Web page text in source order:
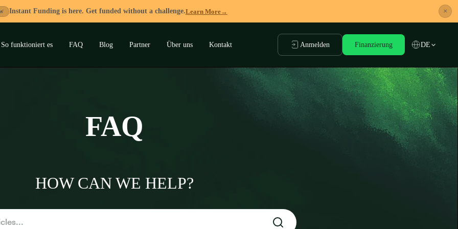
Instant Funding is here. Get funded without a challenge.Learn More→ ×
So funktioniert es FAQ Blog Partner Über uns Kontakt Anmelden Finanzierung DE
FAQ
HOW CAN WE HELP?